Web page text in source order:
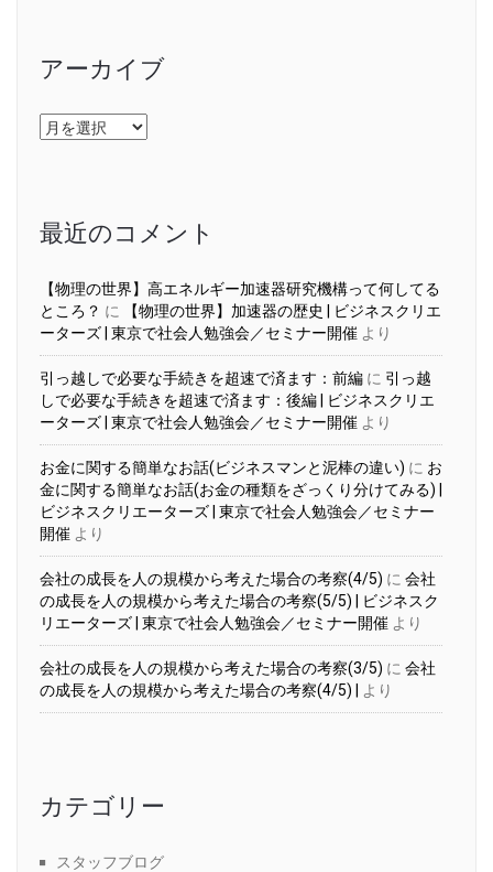
アーカイブ
ア
ー
最近のコメント
【物理の世界】高エネルギー加速器研究機構って何してる
ところ？ に
【物理の世界】加速器の歴史 | ビジネスクリエ
ーターズ | 東京で社会人勉強会／セミナー開催 より
引っ越しで必要な手続きを超速で済ます：前編 に 引っ越
しで必要な手続きを超速で済ます：後編 | ビジネスクリエ
ーターズ | 東京で社会人勉強会／セミナー開催 より
お金に関する簡単なお話(ビジネスマンと泥棒の違い) に お
金に関する簡単なお話(お金の種類をざっくり分けてみる) |
ビジネスクリエーターズ | 東京で社会人勉強会／セミナー
開催 より
会社の成長を人の規模から考えた場合の考察(4/5) に 会社
の成長を人の規模から考えた場合の考察(5/5) | ビジネスク
リエーターズ | 東京で社会人勉強会／セミナー開催 より
会社の成長を人の規模から考えた場合の考察(3/5) に 会社
の成長を人の規模から考えた場合の考察(4/5) |
より
カテゴリー
スタッフブログ